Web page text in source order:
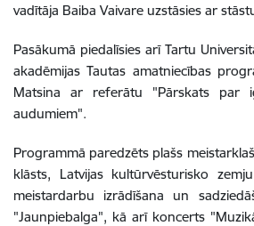
vadītāja Baiba Vaivare uzstāsies ar
Pasākumā piedalīsies arī Tartu
akadēmijas Tautas amatniecības
Matsina ar referātu "Pārskats par
audumiem".
Programmā paredzēts plašs
klāsts, Latvijas kultūrvēsturisko
meistardarbu izrādīšana un
"Jaunpiebalga", kā arī koncerts